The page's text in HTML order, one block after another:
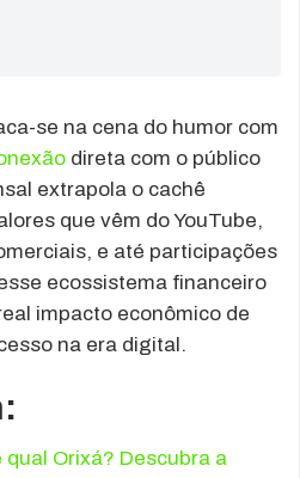
se na cena do humor com
direta com o público
extrapola o cachê
que vêm do YouTube,
e até participações
ecossistema financeiro
impacto econômico de
na era digital.
qual Orixá? Descubra a